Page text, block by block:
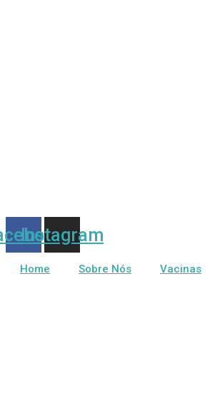
Instagram
Home Sobre Nós Vacinas